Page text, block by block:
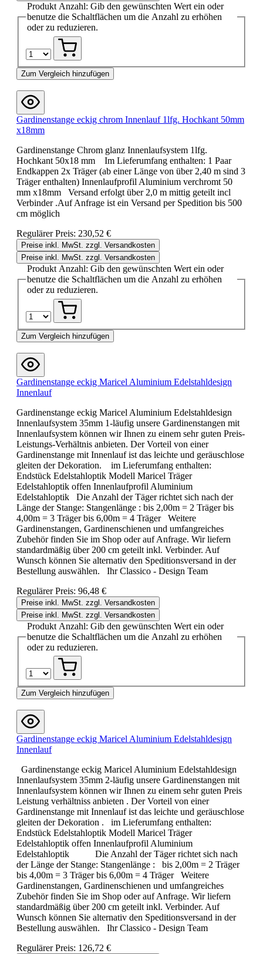
Produkt Anzahl: Gib den gewünschten Wert ein oder
benutze die Schaltflächen um die Anzahl zu erhöhen
oder zu reduzieren.
Zum Vergleich hinzufügen
Gardinenstange eckig chrom Innenlauf 1lfg. Hochkant 50mm
x18mm
Gardinenstange Chrom glanz Innenlaufsystem 1lfg.
Hochkant 50x18 mm Im Lieferumfang enthalten: 1 Paar
Endkappen 2x Träger (ab einer Länge von über 2,40 m sind 3
Träger enthalten) Innenlaufprofil Aluminium verchromt 50
mm x18mm Versand erfolgt über 2,0 m mittig geteilt incl
Verbinder .Auf Anfrage ist ein Versand per Spedition bis 500
cm möglich
Regulärer Preis: 230,52 €
Preise inkl. MwSt. zzgl. Versandkosten
Preise inkl. MwSt. zzgl. Versandkosten
Produkt Anzahl: Gib den gewünschten Wert ein oder
benutze die Schaltflächen um die Anzahl zu erhöhen
oder zu reduzieren.
Zum Vergleich hinzufügen
Gardinenstange eckig Maricel Aluminium Edelstahldesign
Innenlauf
Gardinenstange eckig Maricel Aluminium Edelstahldesign
Innenlaufsystem 35mm 1-läufig unsere Gardinenstangen mit
Innenlaufsystem können wir Ihnen zu einem sehr guten Preis-
Leistungs-Verhältnis anbieten. Der Vorteil von einer
Gardinenstange mit Innenlauf ist das leichte und geräuschlose
gleiten der Dekoration. im Lieferumfang enthalten:
Endstück Edelstahloptik Modell Maricel Träger
Edelstahloptik offen Innenlaufprofil Aluminium
Edelstahloptik Die Anzahl der Täger richtet sich nach der
Länge der Stange: Stangenlänge : bis 2,00m = 2 Träger bis
4,00m = 3 Träger bis 6,00m = 4 Träger Weitere
Gardinenstangen, Gardinenschienen und umfangreiches
Zubehör finden Sie im Shop oder auf Anfrage. Wir liefern
standardmäßig über 200 cm geteilt inkl. Verbinder. Auf
Wunsch können Sie alternativ den Speditionsversand in der
Bestellung auswählen. Ihr Classico - Design Team
Regulärer Preis: 96,48 €
Preise inkl. MwSt. zzgl. Versandkosten
Preise inkl. MwSt. zzgl. Versandkosten
Produkt Anzahl: Gib den gewünschten Wert ein oder
benutze die Schaltflächen um die Anzahl zu erhöhen
oder zu reduzieren.
Zum Vergleich hinzufügen
Gardinenstange eckig Maricel Aluminium Edelstahldesign
Innenlauf
Gardinenstange eckig Maricel Aluminium Edelstahldesign
Innenlaufsystem 35mm 2-läufig unsere Gardinenstangen mit
Innenlaufsystem können wir Ihnen zu einem sehr guten Preis
Leistung verhältniss anbieten . Der Vorteil von einer
Gardinenstange mit Innenlauf ist das leichte und geräuschlose
gleiten der Dekoration . im Lieferumfang enthalten:
Endstück Edelstahloptik Modell Maricel Träger
Edelstahloptik offen Innenlaufprofil Aluminium
Edelstahloptik Die Anzahl der Täger richtet sich nach
der Länge der Stange: Stangenlänge : bis 2,00m = 2 Träger
bis 4,00m = 3 Träger bis 6,00m = 4 Träger Weitere
Gardinenstangen, Gardinenschienen und umfangreiches
Zubehör finden Sie im Shop oder auf Anfrage. Wir liefern
standardmäßig über 200 cm geteilt inkl. Verbinder. Auf
Wunsch können Sie alternativ den Speditionsversand in der
Bestellung auswählen. Ihr Classico - Design Team
Regulärer Preis: 126,72 €